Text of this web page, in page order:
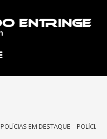
POLÍCIAS EM DESTAQUE – POLÍCIA